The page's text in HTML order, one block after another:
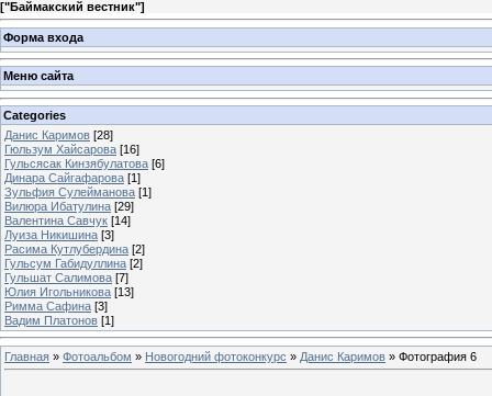
["Баймакский вестник"]
Форма входа
Меню сайта
Categories
Данис Каримов [28]
Гюльзум Хайсарова [16]
Гульсясак Кинзябулатова [6]
Динара Сайгафарова [1]
Зульфия Сулейманова [1]
Вилюра Ибатулина [29]
Валентина Савчук [14]
Луиза Никишина [3]
Расима Кутлубердина [2]
Гульсум Габидуллина [2]
Гульшат Салимова [7]
Юлия Игольникова [13]
Римма Сафина [3]
Вадим Платонов [1]
Главная » Фотоальбом » Новогодний фотоконкурс » Данис Каримов » Фотография 6